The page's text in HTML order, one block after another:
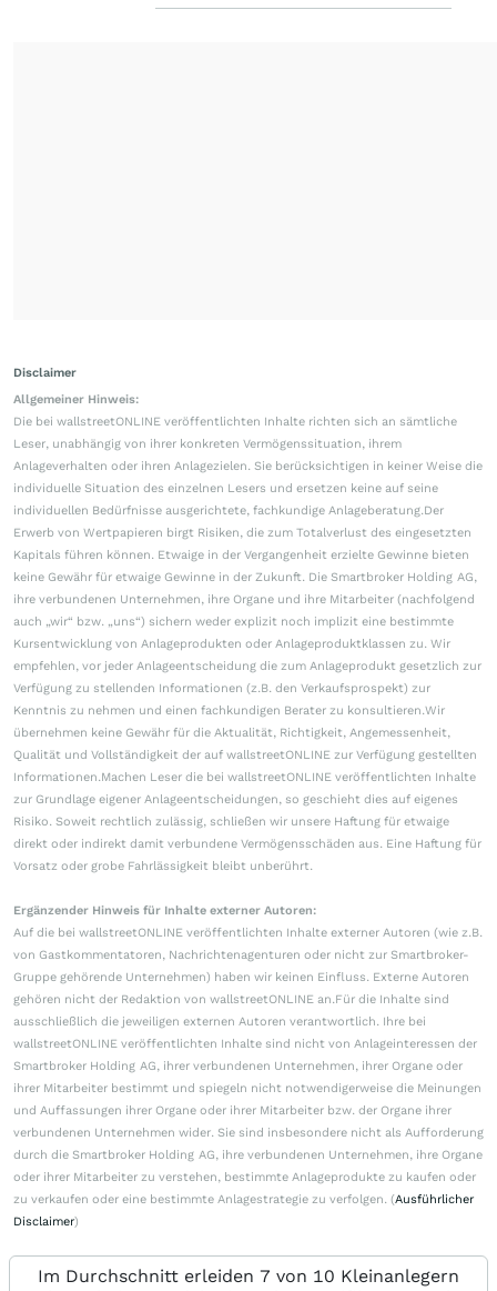
Disclaimer
Allgemeiner Hinweis:
Die bei wallstreetONLINE veröffentlichten Inhalte richten sich an sämtliche
Leser, unabhängig von ihrer konkreten Vermögenssituation, ihrem
Anlageverhalten oder ihren Anlagezielen. Sie berücksichtigen in keiner Weise die
individuelle Situation des einzelnen Lesers und ersetzen keine auf seine
individuellen Bedürfnisse ausgerichtete, fachkundige Anlageberatung.Der
Erwerb von Wertpapieren birgt Risiken, die zum Totalverlust des eingesetzten
Kapitals führen können. Etwaige in der Vergangenheit erzielte Gewinne bieten
keine Gewähr für etwaige Gewinne in der Zukunft. Die Smartbroker Holding AG,
ihre verbundenen Unternehmen, ihre Organe und ihre Mitarbeiter (nachfolgend
auch „wir“ bzw. „uns“) sichern weder explizit noch implizit eine bestimmte
Kursentwicklung von Anlageprodukten oder Anlageproduktklassen zu. Wir
empfehlen, vor jeder Anlageentscheidung die zum Anlageprodukt gesetzlich zur
Verfügung zu stellenden Informationen (z.B. den Verkaufsprospekt) zur
Kenntnis zu nehmen und einen fachkundigen Berater zu konsultieren.Wir
übernehmen keine Gewähr für die Aktualität, Richtigkeit, Angemessenheit,
Qualität und Vollständigkeit der auf wallstreetONLINE zur Verfügung gestellten
Informationen.Machen Leser die bei wallstreetONLINE veröffentlichten Inhalte
zur Grundlage eigener Anlageentscheidungen, so geschieht dies auf eigenes
Risiko. Soweit rechtlich zulässig, schließen wir unsere Haftung für etwaige
direkt oder indirekt damit verbundene Vermögensschäden aus. Eine Haftung für
Vorsatz oder grobe Fahrlässigkeit bleibt unberührt.
Ergänzender Hinweis für Inhalte externer Autoren:
Auf die bei wallstreetONLINE veröffentlichten Inhalte externer Autoren (wie z.B.
von Gastkommentatoren, Nachrichtenagenturen oder nicht zur Smartbroker-
Gruppe gehörende Unternehmen) haben wir keinen Einfluss. Externe Autoren
gehören nicht der Redaktion von wallstreetONLINE an.Für die Inhalte sind
ausschließlich die jeweiligen externen Autoren verantwortlich. Ihre bei
wallstreetONLINE veröffentlichten Inhalte sind nicht von Anlageinteressen der
Smartbroker Holding AG, ihrer verbundenen Unternehmen, ihrer Organe oder
ihrer Mitarbeiter bestimmt und spiegeln nicht notwendigerweise die Meinungen
und Auffassungen ihrer Organe oder ihrer Mitarbeiter bzw. der Organe ihrer
verbundenen Unternehmen wider. Sie sind insbesondere nicht als Aufforderung
durch die Smartbroker Holding AG, ihre verbundenen Unternehmen, ihre Organe
oder ihrer Mitarbeiter zu verstehen, bestimmte Anlageprodukte zu kaufen oder
zu verkaufen oder eine bestimmte Anlagestrategie zu verfolgen. (Ausführlicher
Disclaimer)
Im Durchschnitt erleiden 7 von 10 Kleinanlegern